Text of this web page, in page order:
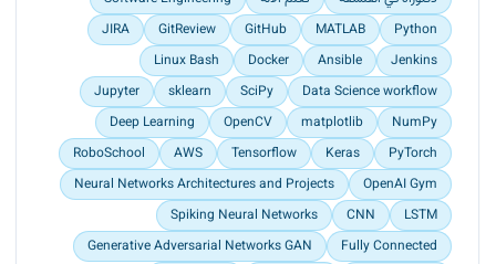
Python
MATLAB
GitHub
GitReview
JIRA
Jenkins
Ansible
Docker
Linux Bash
Data Science workflow
SciPy
sklearn
Jupyter
NumPy
matplotlib
OpenCV
Deep Learning
PyTorch
Keras
Tensorflow
AWS
RoboSchool
OpenAI Gym
Neural Networks Architectures and Projects
LSTM
CNN
Spiking Neural Networks
Fully Connected
Generative Adversarial Networks GAN